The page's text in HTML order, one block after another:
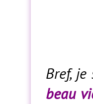
Bref,
beau